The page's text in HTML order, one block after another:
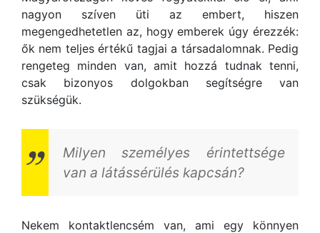
nagyon szíven üti az embert, hiszen
megengedhetetlen az, hogy emberek úgy érezzék:
ők nem teljes értékű tagjai a társadalomnak. Pedig
rengeteg minden van, amit hozzá tudnak tenni,
csak bizonyos dolgokban segítségre van
szükségük.
Milyen személyes érintettsége
van a látássérülés kapcsán?
Nekem kontaktlencsém van, ami egy könnyen